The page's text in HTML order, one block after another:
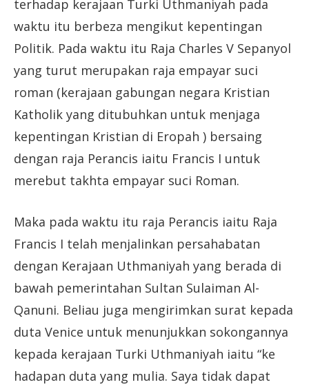
terhadap kerajaan Turki Uthmaniyah pada
waktu itu berbeza mengikut kepentingan
Politik. Pada waktu itu Raja Charles V Sepanyol
yang turut merupakan raja empayar suci
roman (kerajaan gabungan negara Kristian
Katholik yang ditubuhkan untuk menjaga
kepentingan Kristian di Eropah ) bersaing
dengan raja Perancis iaitu Francis I untuk
merebut takhta empayar suci Roman.
Maka pada waktu itu raja Perancis iaitu Raja
Francis I telah menjalinkan persahabatan
dengan Kerajaan Uthmaniyah yang berada di
bawah pemerintahan Sultan Sulaiman Al-
Qanuni. Beliau juga mengirimkan surat kepada
duta Venice untuk menunjukkan sokongannya
kepada kerajaan Turki Uthmaniyah iaitu “ke
hadapan duta yang mulia. Saya tidak dapat